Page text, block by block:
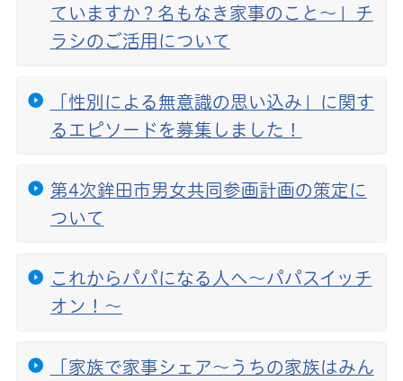
ていますか？名もなき家事のこと～」チ
ラシのご活用について
「性別による無意識の思い込み」に関す
るエピソードを募集しました！
第4次鉾田市男女共同参画計画の策定に
ついて
これからパパになる人へ〜パパスイッチ
オン！〜
「家族で家事シェア〜うちの家族はみん